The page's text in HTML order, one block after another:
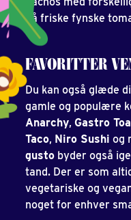
på friske fynske
FAVORITTER
Du kan også glæde
gamle og populære
Anarchy, Gastro
Taco, Niro Sushi og
gusto byder også
tand. Der er som
vegetariske og
noget for enhver